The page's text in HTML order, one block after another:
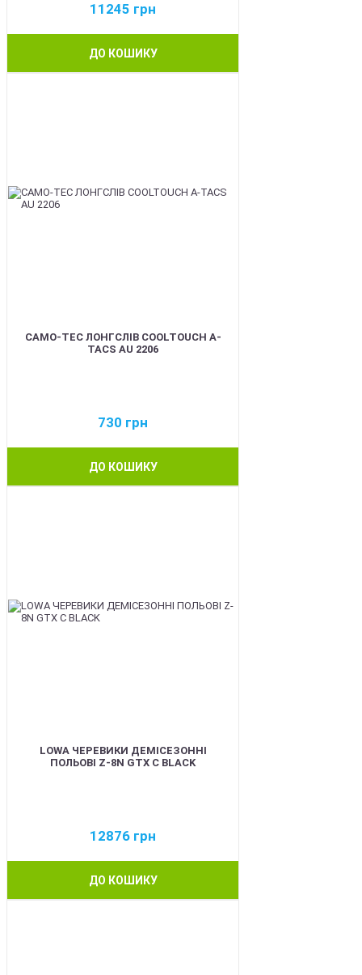
11245 грн
ДО КОШИКУ
CAMO-TEC ЛОНГСЛІВ COOLTOUCH A-
TACS AU 2206
730 грн
ДО КОШИКУ
LOWA ЧЕРЕВИКИ ДЕМІСЕЗОННІ
ПОЛЬОВІ Z-8N GTX C BLACK
12876 грн
ДО КОШИКУ